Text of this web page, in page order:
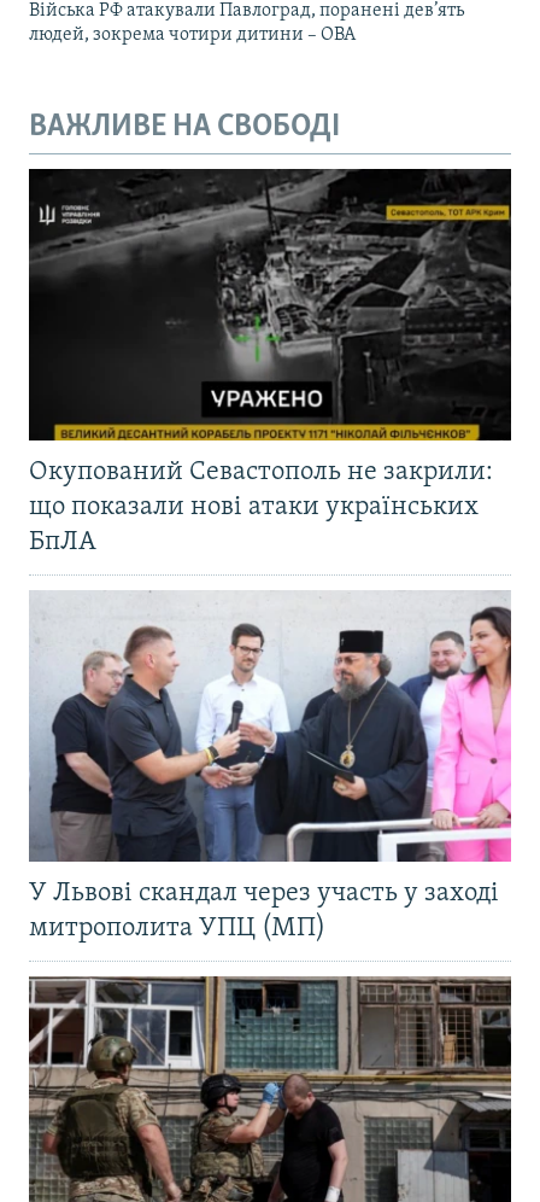
Війська РФ атакували Павлоград, поранені дев’ять
людей, зокрема чотири дитини – ОВА
ВАЖЛИВЕ НА СВОБОДІ
Окупований Севастополь не закрили:
що показали нові атаки українських
БпЛА
У Львові скандал через участь у заході
митрополита УПЦ (МП)